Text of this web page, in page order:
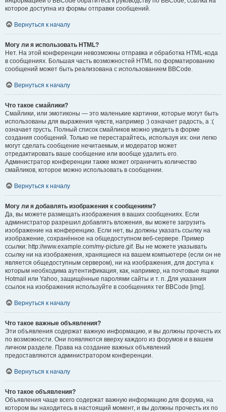
которое доступна из формы отправки сообщений.
Вернуться к началу
Могу ли я использовать HTML?
Нет. На этой конференции невозможны отправка и обработка HTML-кода
в сообщениях. Большая часть возможностей HTML по форматированию
сообщений может быть реализована с использованием BBCode.
Вернуться к началу
Что такое смайлики?
Смайлики, или эмотиконы — это маленькие картинки, которые могут быть
использованы для выражения чувств, например :) означает радость, а :(
означает грусть. Полный список смайликов можно увидеть в форме
создания сообщений. Только не перестарайтесь, используя их: они легко
могут сделать сообщение нечитаемым, и модератор может
отредактировать ваше сообщение или вообще удалить его.
Администратор конференции также может ограничить количество
смайликов, которое можно использовать в сообщении.
Вернуться к началу
Могу ли я добавлять изображения к сообщениям?
Да, вы можете размещать изображения в ваших сообщениях. Если
администратор разрешил добавлять вложения, вы можете загрузить
изображение на конференцию. Если нет, вы должны указать ссылку на
изображение, сохранённое на общедоступном веб-сервере. Пример
ссылки: http://www.example.com/my-picture.gif. Вы не можете указывать
ссылку ни на изображения, хранящиеся на вашем компьютере (если он не
является общедоступным сервером), ни на изображения, для доступа к
которым необходима аутентификация, как, например, на почтовые ящики
Hotmail или Yahoo, защищённые паролями сайты и т. п. Для указания
ссылок на изображения используйте в сообщениях тег BBCode [img].
Вернуться к началу
Что такое важные объявления?
Эти объявления содержат важную информацию, и вы должны прочесть их
по возможности. Они появляются вверху каждого из форумов и в вашем
личном разделе. Права на создание важных объявлений
предоставляются администратором конференции.
Вернуться к началу
Что такое объявления?
Объявления чаще всего содержат важную информацию для форума, на
котором вы находитесь в настоящий момент, и вы должны прочесть их по